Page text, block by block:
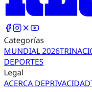
Categorías
MUNDIAL 2026TRI
DEPORTES
Legal
ACERCA DEPRIVACIDAD